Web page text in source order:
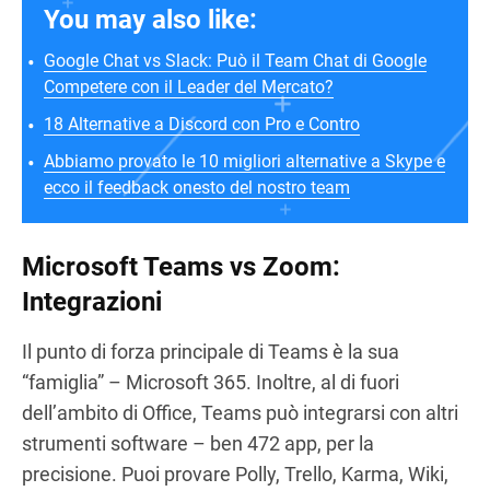
You may also like:
Google Chat vs Slack: Può il Team Chat di Google
Competere con il Leader del Mercato?
18 Alternative a Discord con Pro e Contro
Abbiamo provato le 10 migliori alternative a Skype e
ecco il feedback onesto del nostro team
Microsoft Teams vs Zoom:
Integrazioni
Il punto di forza principale di Teams è la sua
“famiglia” – Microsoft 365. Inoltre, al di fuori
dell’ambito di Office, Teams può integrarsi con altri
strumenti software – ben 472 app, per la
precisione. Puoi provare Polly, Trello, Karma, Wiki,